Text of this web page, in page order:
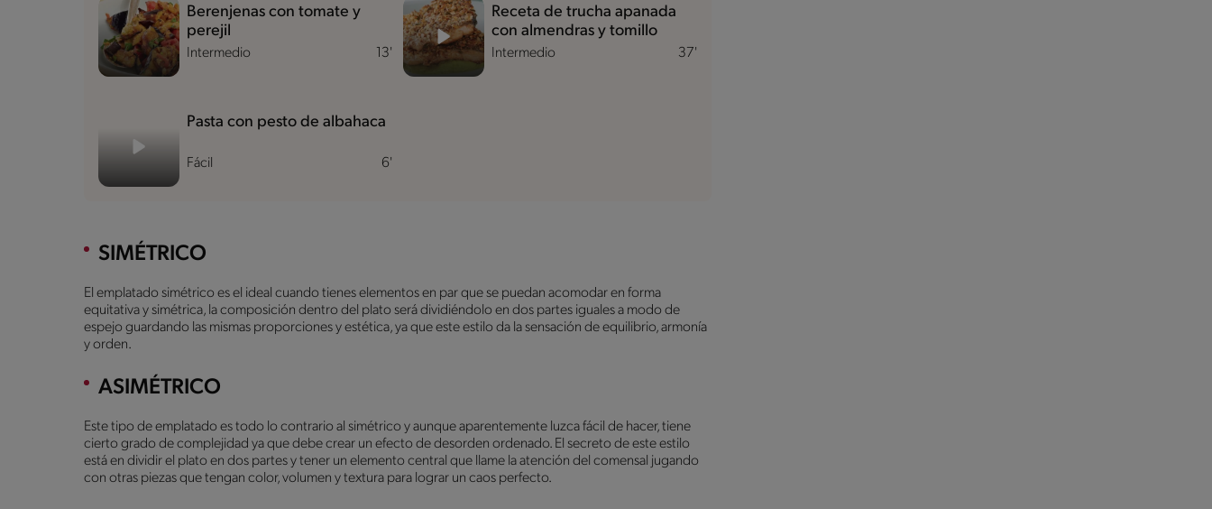
Intermedio 13'
Berenjenas con tomate y
perejil
Intermedio 37'
Receta de trucha apanada
con almendras y tomillo
Fácil 6'
Pasta con pesto de albahaca
SIMÉTRICO
El emplatado simétrico es el ideal cuando tienes elementos en par que se puedan acomodar en forma
equitativa y simétrica, la composición dentro del plato será dividiéndolo en dos partes iguales a modo de
espejo guardando las mismas proporciones y estética, ya que este estilo da la sensación de equilibrio, armonía
y orden.
ASIMÉTRICO
Este tipo de emplatado es todo lo contrario al simétrico y aunque aparentemente luzca fácil de hacer, tiene
cierto grado de complejidad ya que debe crear un efecto de desorden ordenado. El secreto de este estilo
está en dividir el plato en dos partes y tener un elemento central que llame la atención del comensal jugando
con otras piezas que tengan color, volumen y textura para lograr un caos perfecto.